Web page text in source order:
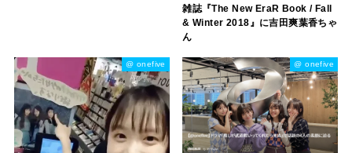
雑誌『The New EraR Book / Fall
& Winter 2018』に吉田爽葉香ちゃ
ん
@ onefive @ onefive